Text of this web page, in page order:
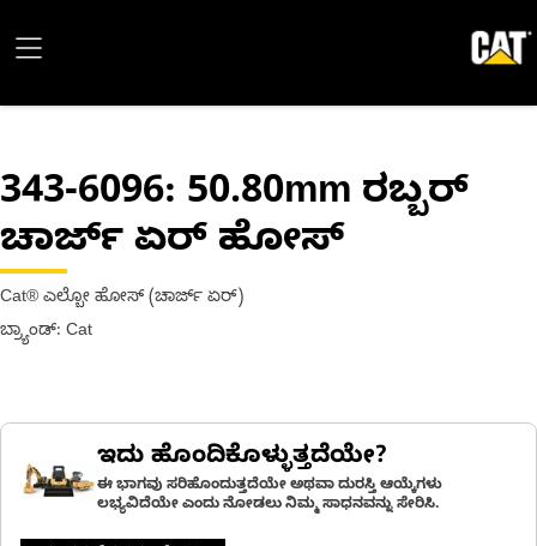
343-6096: 50.80mm ರಬ್ಬರ್
ಚಾರ್ಜ್ ಏರ್ ಹೋಸ್
Cat® ಎಲ್ಬೋ ಹೋಸ್ (ಚಾರ್ಜ್ ಏರ್)
ಬ್ರ್ಯಾಂಡ್: Cat
ಇದು ಹೊಂದಿಕೊಳ್ಳುತ್ತದೆಯೇ?
ಈ ಭಾಗವು ಸರಿಹೊಂದುತ್ತದೆಯೇ ಅಥವಾ ದುರಸ್ತಿ ಆಯ್ಕೆಗಳು
ಲಭ್ಯವಿದೆಯೇ ಎಂದು ನೋಡಲು ನಿಮ್ಮ ಸಾಧನವನ್ನು ಸೇರಿಸಿ.